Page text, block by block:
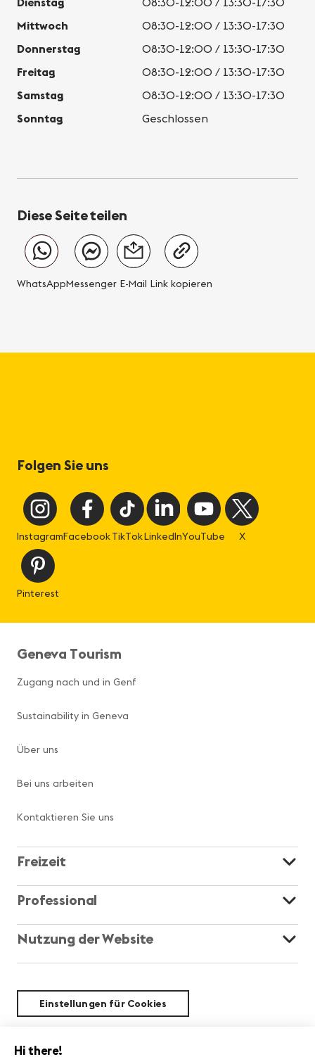
Mittwoch
08:30-12:00 / 13:30-17:30
Donnerstag
08:30-12:00 / 13:30-17:30
Freitag
08:30-12:00 / 13:30-17:30
Samstag
08:30-12:00 / 13:30-17:30
Sonntag
Geschlossen
Diese Seite teilen
WhatsAppMessenger E-Mail Link kopieren
Folgen Sie uns
InstagramFacebookTikTokLinkedInYouTube X
Pinterest
Geneva Tourism
Zugang nach und in Genf
Sustainability in Geneva
Über uns
Bei uns arbeiten
Kontaktieren Sie uns
Freizeit
Professional
Nutzung der Website
Einstellungen für Cookies